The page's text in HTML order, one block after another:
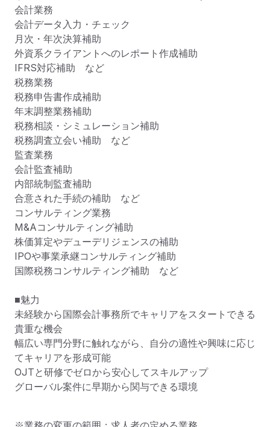
会計業務
会計データ入力・チェック
月次・年次決算補助
外資系クライアントへのレポート作成補助
IFRS対応補助　など
税務業務
税務申告書作成補助
年末調整業務補助
税務相談・シミュレーション補助
税務調査立会い補助　など
監査業務
会計監査補助
内部統制監査補助
合意された手続の補助　など
コンサルティング業務
M&Aコンサルティング補助
株価算定やデューデリジェンスの補助
IPOや事業承継コンサルティング補助
国際税務コンサルティング補助　など
■魅力
未経験から国際会計事務所でキャリアをスタートできる
貴重な機会
幅広い専門分野に触れながら、自分の適性や興味に応じ
てキャリアを形成可能
OJTと研修でゼロから安心してスキルアップ
グローバル案件に早期から関与できる環境